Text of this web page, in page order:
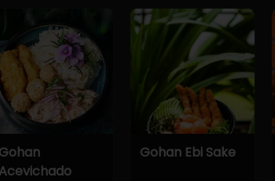
Gohan
Acevichado
Gohan Ebi Sake